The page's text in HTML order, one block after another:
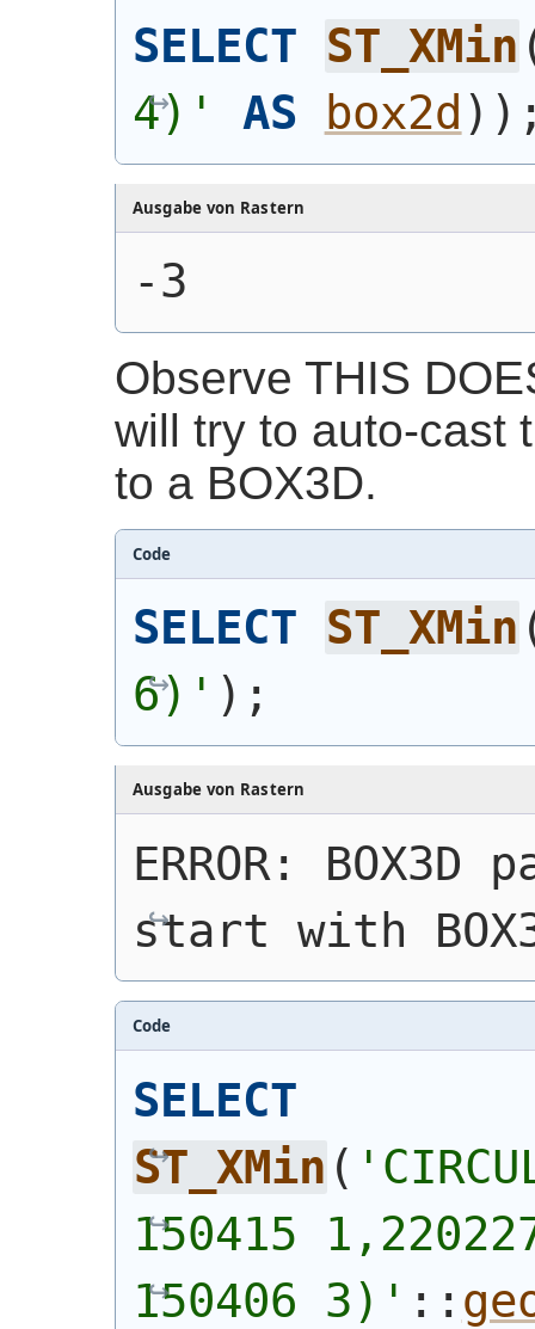
SELECT ST_XMin
4)'
AS box2d ) )
Ausgabe von Rastern
-3
Observe THIS
will try to auto-cast
to a BOX3D.
Code
SELECT ST_XMin
6)' ) ;
Ausgabe von Rastern
ERROR:
start with
Code
SELECT
ST_XMin ( '
150415
150406 3) ' ::